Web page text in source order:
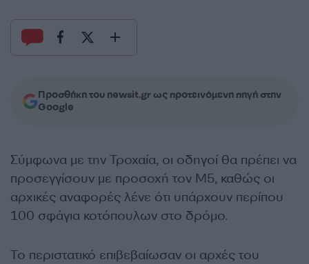
Προσθήκη του newsit.gr ως προτεινόμενη πηγή στην
Google
Σύμφωνα με την Τροχαία, οι οδηγοί θα πρέπει να
προσεγγίσουν με προσοχή τον Μ5, καθώς οι
αρχικές αναφορές λένε ότι υπάρχουν περίπου
100 σφάγια κοτόπουλων στο δρόμο.
Το περιστατικό επιβεβαίωσαν οι αρχές του